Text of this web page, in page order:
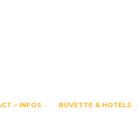
– INFOS BUVETTE & HOTELS